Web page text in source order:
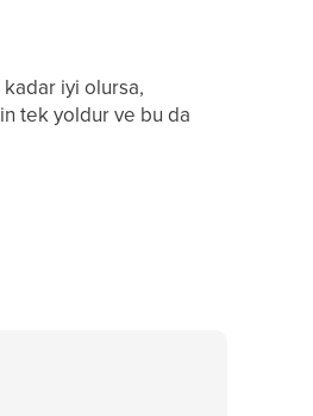
kadar iyi olursa,
tek yoldur ve bu da